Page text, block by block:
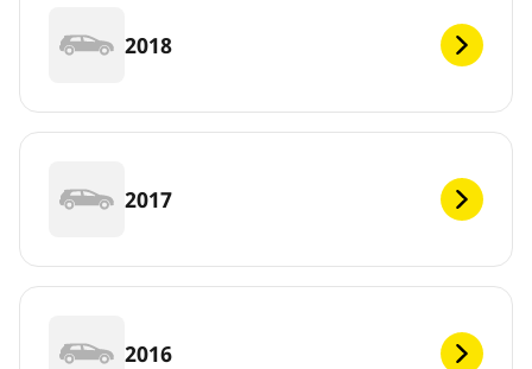
2018
2017
2016